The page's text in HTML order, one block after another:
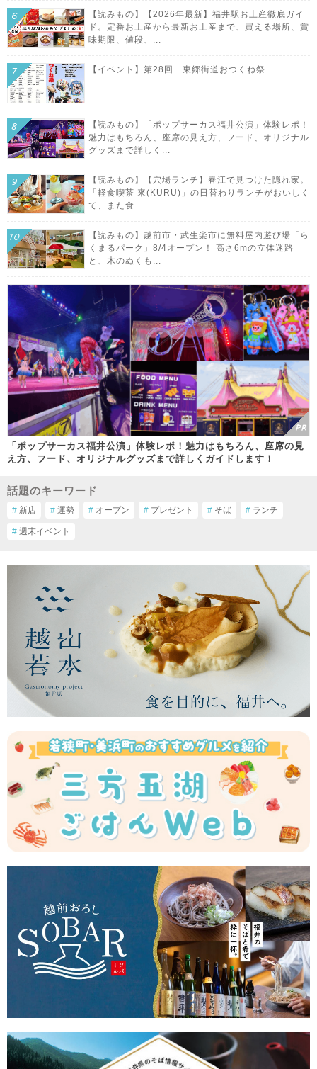
【読みもの】【2026年最新】福井駅お土産徹底ガイ
ド。定番お土産から最新お土産まで、買える場所、賞
味期限、値段、...
【イベント】第28回 東郷街道おつくね祭
【読みもの】「ポップサーカス福井公演」体験レポ！
魅力はもちろん、座席の見え方、フード、オリジナル
グッズまで詳しく...
【読みもの】【穴場ランチ】春江で見つけた隠れ家。
「軽食喫茶 來(KURU)」の日替わりランチがおいしく
て、また食...
【読みもの】越前市・武生楽市に無料屋内遊び場「ら
くまるパーク」8/4オープン！ 高さ6mの立体迷路
と、木のぬくも...
「ポップサーカス福井公演」体験レポ！魅力はもちろん、座席の見
え方、フード、オリジナルグッズまで詳しくガイドします！
話題のキーワード
# 新店 # 運勢 # オープン # プレゼント # そば # ランチ
# 週末イベント